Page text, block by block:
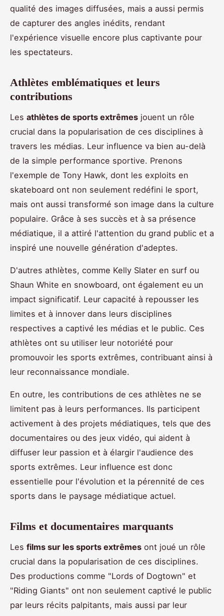
qualité des images diffusées, mais a aussi permis
de capturer des angles inédits, rendant
l'expérience visuelle encore plus captivante pour
les spectateurs.
Athlètes emblématiques et leurs
contributions
Les athlètes de sports extrêmes jouent un rôle
crucial dans la popularisation de ces disciplines à
travers les médias. Leur influence va bien au-delà
de la simple performance sportive. Prenons
l'exemple de Tony Hawk, dont les exploits en
skateboard ont non seulement redéfini le sport,
mais ont aussi transformé son image dans la culture
populaire. Grâce à ses succès et à sa présence
médiatique, il a attiré l'attention du grand public et a
inspiré une nouvelle génération d'adeptes.
D'autres athlètes, comme Kelly Slater en surf ou
Shaun White en snowboard, ont également eu un
impact significatif. Leur capacité à repousser les
limites et à innover dans leurs disciplines
respectives a captivé les médias et le public. Ces
athlètes ont su utiliser leur notoriété pour
promouvoir les sports extrêmes, contribuant ainsi à
leur reconnaissance mondiale.
En outre, les contributions de ces athlètes ne se
limitent pas à leurs performances. Ils participent
activement à des projets médiatiques, tels que des
documentaires ou des jeux vidéo, qui aident à
diffuser leur passion et à élargir l'audience des
sports extrêmes. Leur influence est donc
essentielle pour l'évolution et la pérennité de ces
sports dans le paysage médiatique actuel.
Films et documentaires marquants
Les films sur les sports extrêmes ont joué un rôle
crucial dans la popularisation de ces disciplines.
Des productions comme "Lords of Dogtown" et
"Riding Giants" ont non seulement captivé le public
par leurs récits palpitants, mais aussi par leur